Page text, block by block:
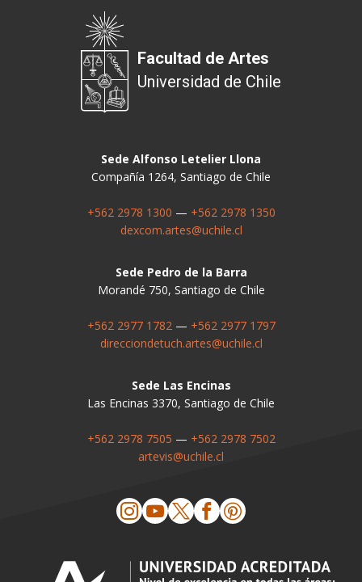
Facultad de Artes
Universidad de Chile
Sede Alfonso Letelier Llona
Compañía 1264, Santiago de Chile
+562 2978 1300 — +562 2978 1350
dexcom.artes@uchile.cl
Sede Pedro de la Barra
Morandé 750, Santiago de Chile
+562 2977 1782— +562 2977 1797
direcciondetuch.artes@uchile.cl
Sede Las Encinas
Las Encinas 3370, Santiago de Chile
+562 2978 7505 — +562 2978 7502
artevis@uchile.cl